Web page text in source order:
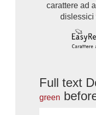
carattere ad
dislessici
Full text
green